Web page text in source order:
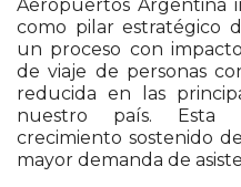
Aeropuertos Argentina
como pilar estratégico
un proceso con
de viaje de personas
reducida en las
nuestro país. Esta
crecimiento sostenido
mayor demanda de